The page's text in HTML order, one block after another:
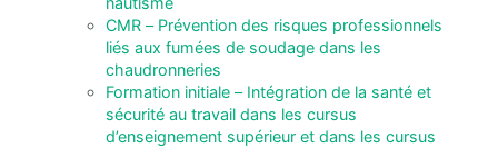
CMR – Prévention des risques professionnels
liés aux fumées de soudage dans les
chaudronneries
Formation initiale – Intégration de la santé et
sécurité au travail dans les cursus
d’enseignement supérieur et dans les cursus